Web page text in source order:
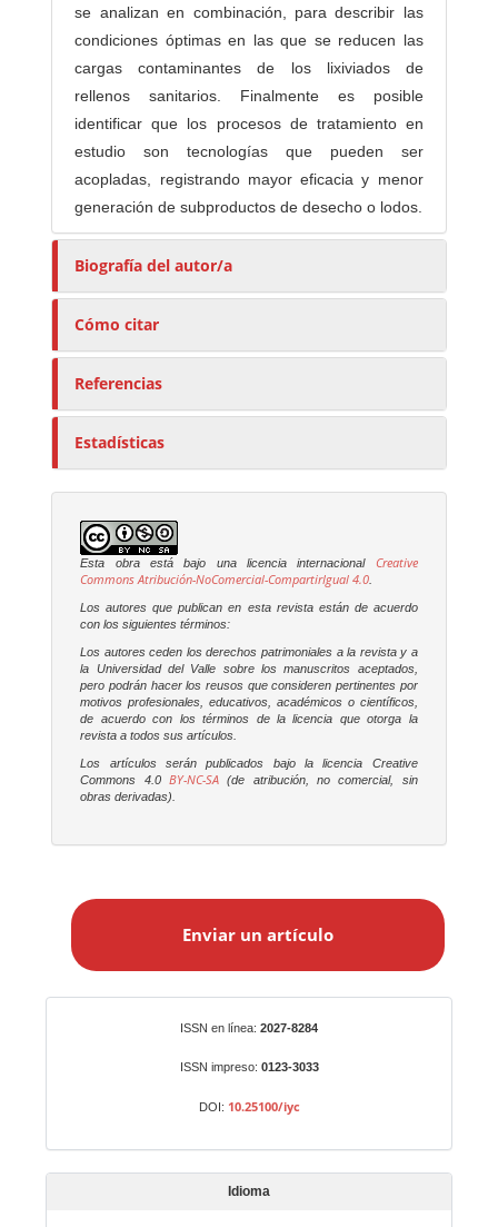
se analizan en combinación, para describir las
condiciones óptimas en las que se reducen las
cargas contaminantes de los lixiviados de
rellenos sanitarios. Finalmente es posible
identificar que los procesos de tratamiento en
estudio son tecnologías que pueden ser
acopladas, registrando mayor eficacia y menor
generación de subproductos de desecho o lodos.
Biografía del autor/a
Cómo citar
Referencias
Estadísticas
Esta obra está bajo una licencia internacional
Creative
Commons Atribución-NoComercial-CompartirIgual 4.0.
Los autores que publican en esta revista están de acuerdo
con los siguientes términos:
Los autores ceden los derechos patrimoniales a la revista y a
la Universidad del Valle sobre los manuscritos aceptados,
pero podrán hacer los reusos que consideren pertinentes por
motivos profesionales, educativos, académicos o científicos,
de acuerdo con los términos de la licencia que otorga la
revista a todos sus artículos.
Los artículos serán publicados bajo la licencia Creative
Commons 4.0BY-NC-SA(de atribución, no comercial, sin
obras derivadas).
a
t
í
Enviar un artículo
ISSN en línea: 2027-8284
ISSN impreso: 0123-3033
DOI: 10.25100/iyc
Idioma